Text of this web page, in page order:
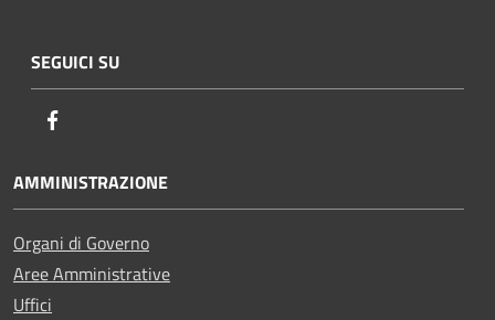
SEGUICI SU
AMMINISTRAZIONE
Organi di Governo
Aree Amministrative
Uffici